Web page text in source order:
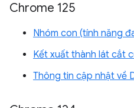
Chrome 125
Nhóm con (tính năng
Kết xuất thành lát cắt
Thông tin cập nhật về